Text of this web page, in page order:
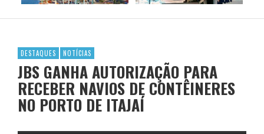
DESTAQUES NOTÍCIAS
JBS GANHA AUTORIZAÇÃO PARA
RECEBER NAVIOS DE CONTÊINERES
NO PORTO DE ITAJAÍ